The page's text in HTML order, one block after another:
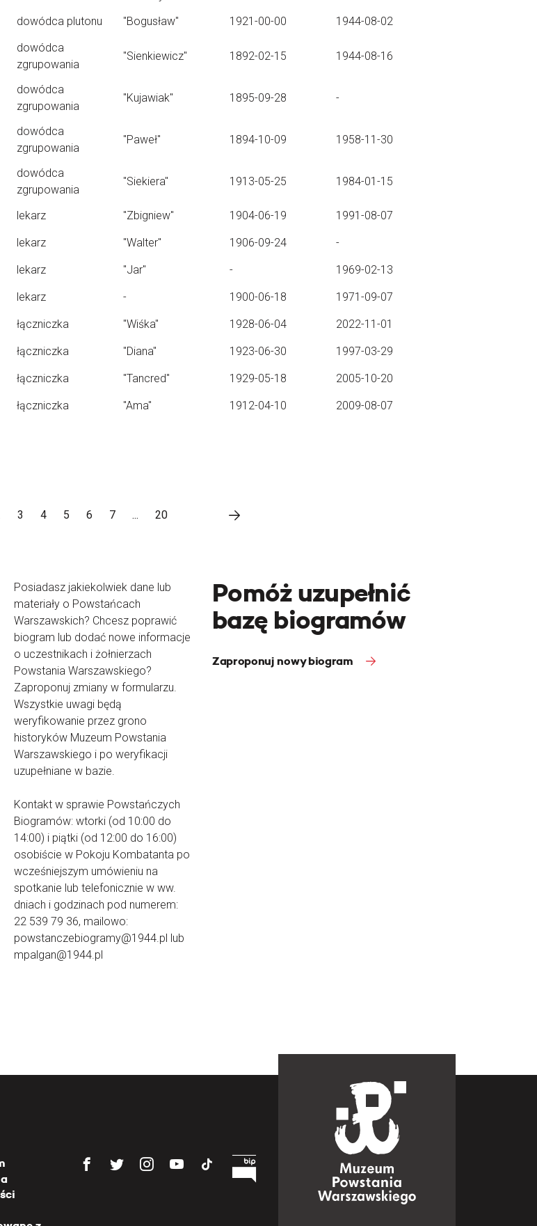
dowódca plutonu "Bogusław" 1921-00-00
1944-08-02
dowódca
zgrupowania
"Sienkiewicz" 1892-02-15 1944-08-16
dowódca
zgrupowania
"Kujawiak" 1895-09-28 -
dowódca
zgrupowania
"Paweł" 1894-10-09 1958-11-30
dowódca
zgrupowania
"Siekiera" 1913-05-25 1984-01-15
lekarz "Zbigniew" 1904-06-19 1991-08-07
lekarz "Walter" 1906-09-24 -
lekarz "Jar" - 1969-02-13
lekarz - 1900-06-18 1971-09-07
łączniczka "Wiśka" 1928-06-04 2022-11-01
łączniczka "Diana" 1923-06-30 1997-03-29
łączniczka "Tancred" 1929-05-18 2005-10-20
łączniczka "Ama" 1912-04-10 2009-08-07
3 4 5 6 7 ... 20
Posiadasz jakiekolwiek dane lub
materiały o Powstańcach
Warszawskich? Chcesz poprawić
biogram lub dodać nowe informacje
o uczestnikach i żołnierzach
Powstania Warszawskiego?
Zaproponuj zmiany w formularzu.
Wszystkie uwagi będą
weryfikowanie przez grono
historyków Muzeum Powstania
Warszawskiego i po weryfikacji
uzupełniane w bazie.
Kontakt w sprawie Powstańczych
Biogramów: wtorki (od 10:00 do
14:00) i piątki (od 12:00 do 16:00)
osobiście w Pokoju Kombatanta po
wcześniejszym umówieniu na
spotkanie lub telefonicznie w ww.
dniach i godzinach pod numerem:
22 539 79 36, mailowo:
powstanczebiogramy@1944.pl lub
mpalgan@1944.pl
Pomóż uzupełnić
bazę biogramów
Zaproponuj nowy biogram